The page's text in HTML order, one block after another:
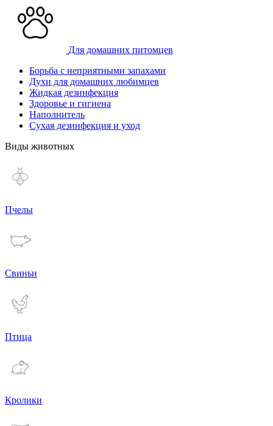
Для домашних питомцев
Борьба с неприятными запахами
Духи для домашних любимцев
Жидкая дезинфекция
Здоровье и гигиена
Наполнитель
Сухая дезинфекция и уход
Виды животных
Пчелы
Свиньи
Птица
Кролики